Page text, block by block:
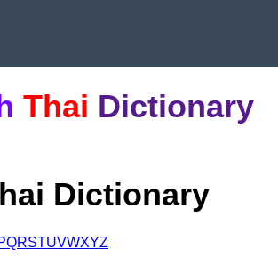
Thai Dictionary
Dictionary
QRSTUVWXYZ